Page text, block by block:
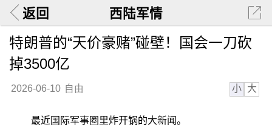
返回 西陆军情
特朗普的“天价豪赌”碰壁！国会一刀砍
掉3500亿
2026-06-10 自由 小 大
最近国际军事圈里炸开锅的大新闻。